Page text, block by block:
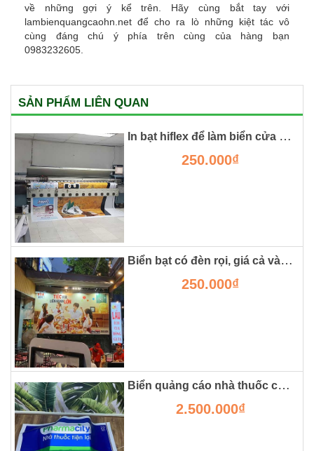
về những gợi ý kể trên. Hãy cùng bắt tay với
lambienquangcaohn.net để cho ra lò những kiệt tác vô
cùng đáng chú ý phía trên cùng của hàng bạn
0983232605.
SẢN PHẨM LIÊN QUAN
In bạt hiflex để làm biển cửa hàng
250.000₫
Biển bạt có đèn rọi, giá cả và ưu nhược điểm
250.000₫
Biển quảng cáo nhà thuốc chất liệu hộp đèn 3m tại hà nội
2.500.000₫